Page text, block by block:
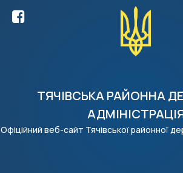
ТЯЧІВСЬКА РАЙОННА
Офіційний веб-сайт Тячівської районної